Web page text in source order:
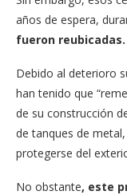
años de espera,
fueron reubicadas.
Debido al deterioro
han tenido que
de su construcción
de tanques de
protegerse del
No obstante, este